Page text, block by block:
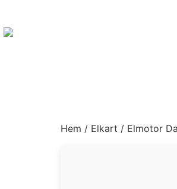
Hem / Elkart / Elmotor